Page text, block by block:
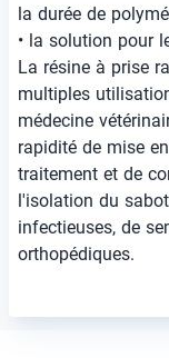
la durée de
• la solution pour
La résine à prise
multiples
médecine
rapidité de mise
traitement et de
l'isolation du
infectieuses, de
orthopédiques.